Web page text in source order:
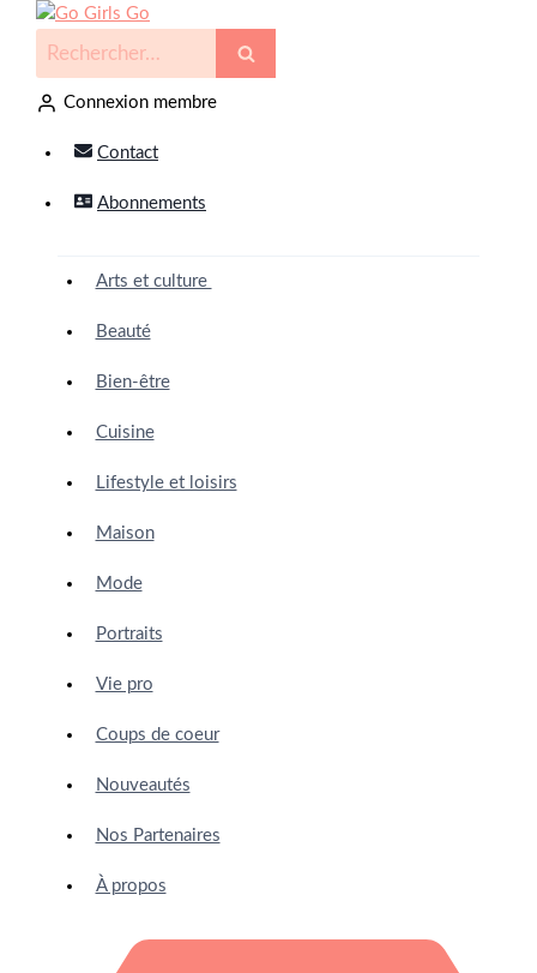
Connexion membre
Contact
Abonnements
Arts et culture
Beauté
Bien-être
Cuisine
Lifestyle et loisirs
Maison
Mode
Portraits
Vie pro
Coups de coeur
Nouveautés
Nos Partenaires
À propos